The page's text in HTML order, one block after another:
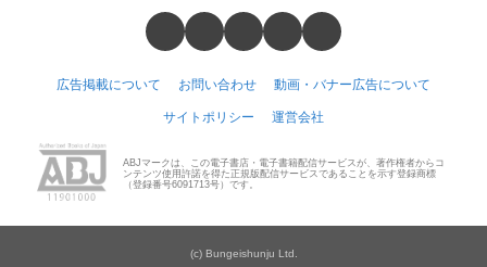
広告掲載について お問い合わせ 動画・バナー広告について
サイトポリシー 運営会社
ABJマークは、この電子書店・電子書籍配信サービスが、著作権者からコ
ンテンツ使用許諾を得た正規版配信サービスであることを示す登録商標
（登録番号6091713号）です。
(c) Bungeishunju Ltd.